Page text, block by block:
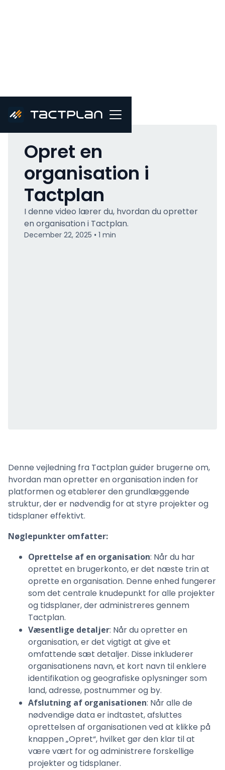
Opret en
organisation i
Tactplan
I denne video lærer du, hvordan du opretter
en organisation i Tactplan.
December 22, 2025 • 1 min
Denne vejledning fra Tactplan guider brugerne om,
hvordan man opretter en organisation inden for
platformen og etablerer den grundlæggende
struktur, der er nødvendig for at styre projekter og
tidsplaner effektivt.
Nøglepunkter omfatter:
Oprettelse af en organisation: Når du har
oprettet en brugerkonto, er det næste trin at
oprette en organisation. Denne enhed fungerer
som det centrale knudepunkt for alle projekter
og tidsplaner, der administreres gennem
Tactplan.
Væsentlige detaljer: Når du opretter en
organisation, er det vigtigt at give et
omfattende sæt detaljer. Disse inkluderer
organisationens navn, et kort navn til enklere
identifikation og geografiske oplysninger som
land, adresse, postnummer og by.
Afslutning af organisationen: Når alle de
nødvendige data er indtastet, afsluttes
oprettelsen af organisationen ved at klikke på
knappen „Opret“, hvilket gør den klar til at
være vært for og administrere forskellige
projekter og tidsplaner.